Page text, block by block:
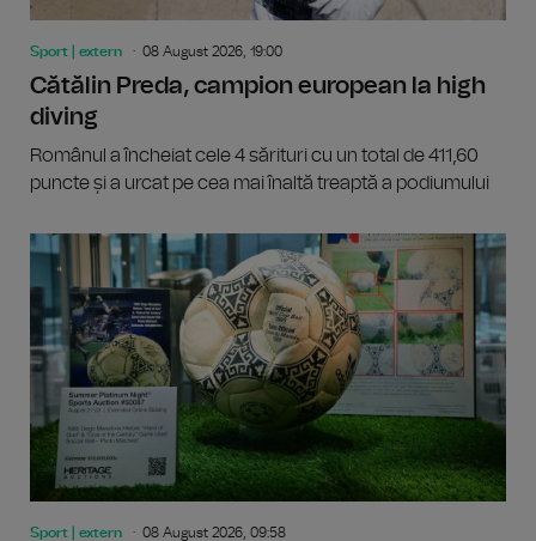
Sport | extern 08 August 2026, 19:00
Cătălin Preda, campion european la high
diving
Românul a încheiat cele 4 sărituri cu un total de 411,60
puncte și a urcat pe cea mai înaltă treaptă a podiumului
Sport | extern 08 August 2026, 09:58